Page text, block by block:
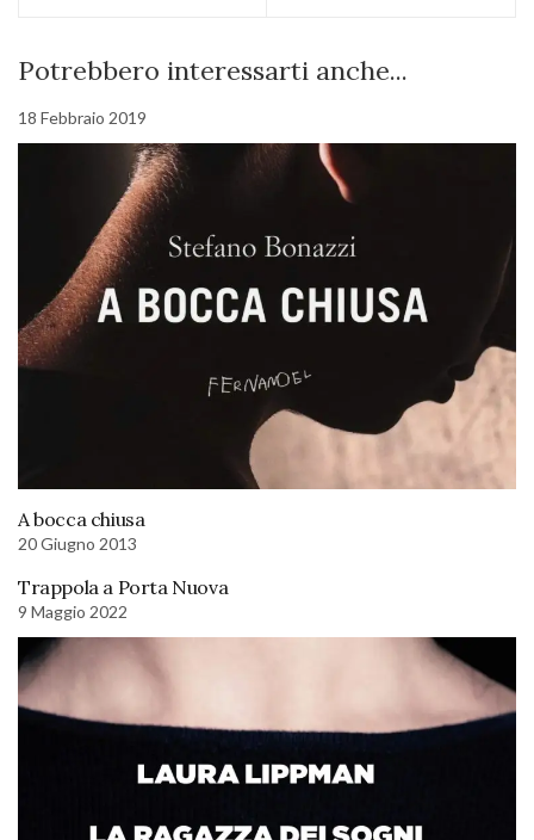
Potrebbero interessarti anche...
18 Febbraio 2019
A bocca chiusa
20 Giugno 2013
Trappola a Porta Nuova
9 Maggio 2022